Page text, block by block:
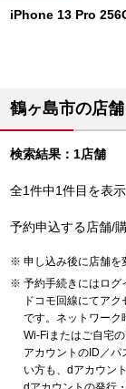
iPhone 13 Pro
鶴ヶ島市の店
検索結果：1店舗
全1件中1件目を表
予約申込する店舗/
申し込み後に店舗を
予約手続きにはログ
ドコモ回線にてア
です。ネットワーク
Wi-Fiまたはご自宅
アカウントのID／パ
い方も、dアカウン